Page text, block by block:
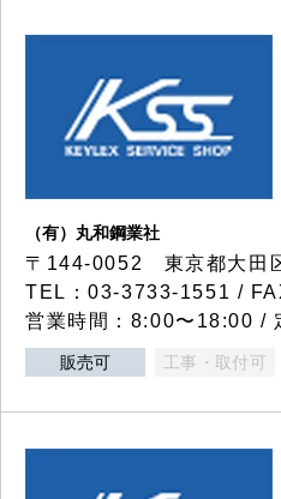
（有）丸和鋼業社
〒144-0052 東京都大田
TEL：03-3733-1551 /
営業時間：8:00〜18:00 /
販売可 工事・取付可